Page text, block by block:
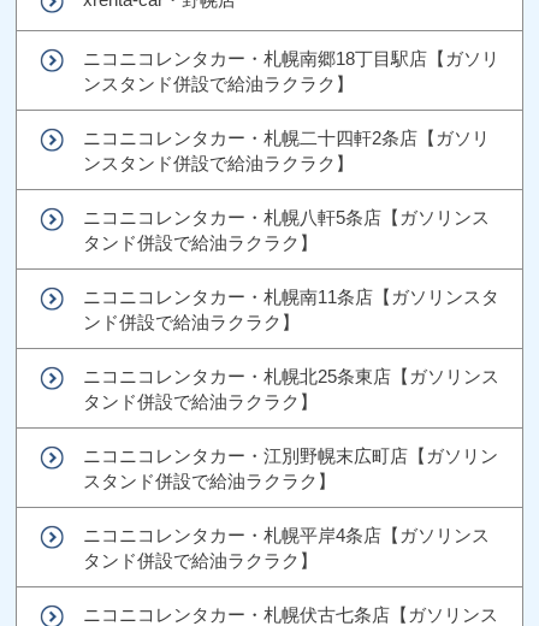
ニコニコレンタカー・札幌南郷18丁目駅店【ガソリ
ンスタンド併設で給油ラクラク】
ニコニコレンタカー・札幌二十四軒2条店【ガソリ
ンスタンド併設で給油ラクラク】
ニコニコレンタカー・札幌八軒5条店【ガソリンス
タンド併設で給油ラクラク】
ニコニコレンタカー・札幌南11条店【ガソリンスタ
ンド併設で給油ラクラク】
ニコニコレンタカー・札幌北25条東店【ガソリンス
タンド併設で給油ラクラク】
ニコニコレンタカー・江別野幌末広町店【ガソリン
スタンド併設で給油ラクラク】
ニコニコレンタカー・札幌平岸4条店【ガソリンス
タンド併設で給油ラクラク】
ニコニコレンタカー・札幌伏古七条店【ガソリンス